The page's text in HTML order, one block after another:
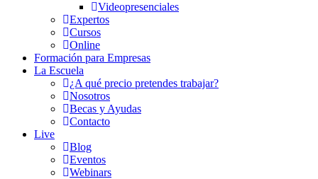
Videopresenciales
Expertos
Cursos
Online
Formación para Empresas
La Escuela
¿A qué precio pretendes trabajar?
Nosotros
Becas y Ayudas
Contacto
Live
Blog
Eventos
Webinars